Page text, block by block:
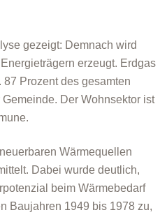
gezeigt: Demnach wird
erzeugt. Erdgas
Prozent des gesamten
Der Wohnsektor ist
Wärmequellen
Dabei wurde deutlich,
beim Wärmebedarf
Baujahren 1949 bis 1978 zu,